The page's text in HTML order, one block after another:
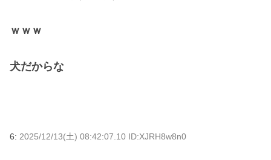
ｗｗｗ
犬だからな
6: 2025/12/13(土) 08:42:07.10 ID:XJRH8w8n0